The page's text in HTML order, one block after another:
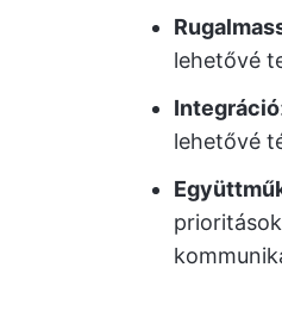
lehetővé
Integráció
lehetővé